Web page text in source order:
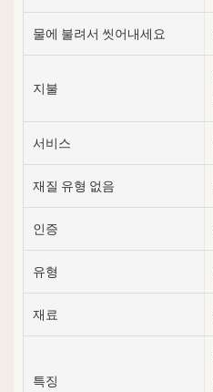
물에 불려서 씻어내세요
지불
서비스
재질 유형 없음
인증
유형
재료
특징